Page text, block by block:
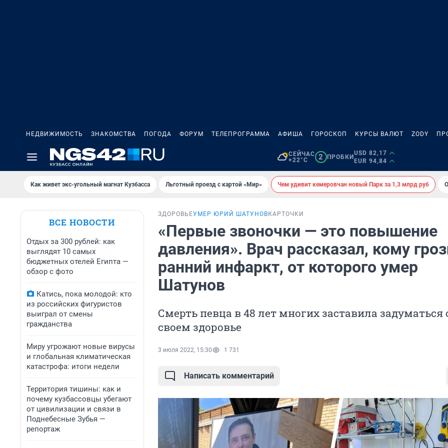
НЕДВИЖИМОСТЬ ЗНАКОМСТВА ПОГОДА ФОРУМ ТЕЛЕПРОГРАММА АФИША ГОРОСКОП КУРСЫ ВАЛЮТ ZODY
СЕЙЧАС
+22°C
2 ПРОБКИ
USD 82,17
EUR 94,84
Как живет экс-угольный магнат Кузбасса Льготный проезд с картой «Мир» Чем удивит кемеровчан новый Парк за 1,3 млрд руб
ВСЕ НОВОСТИ
Отдых за 300 рублей: как
выглядят 10 самых
бюджетных отелей Египта —
обзор с фото
Катись, пока молодой: кто
из российских фигуристов
выиграл от смены
гражданства
Миру угрожают новые вирусы
и глобальная климатическая
катастрофа: итоги недели
Территория тишины: как и
почему кузбассовцы убегают
от цивилизации и связи в
Поднебесные Зубья —
репортаж
ЗДОРОВЬЕУМЕР ЮРИЙ ШАТУНОВ КАРТОЧКИ
«Первые звоночки — это повышение
давления». Врач рассказал, кому
ранний инфаркт, от которого умер
Шатунов
Смерть певца в 48 лет многих заставила задуматься
своем здоровье
3 июля 2022, 15:30 1 731
Написать комментарий